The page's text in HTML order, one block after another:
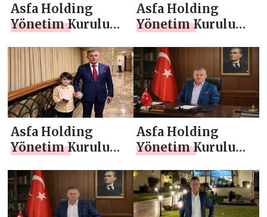
Asfa Holding
Yönetim Kurulu
Atasoy `dan 23
Nisan Mesajı
Asfa Holding
Yönetim Kurulu
Atasoy `dan
Ramazan Bayramı
Mesajı
Asfa Holding
Yönetim Kurulu
Atasoy `dan
Ramazan ayı
mesajı
Asfa Holding
Yönetim Kurulu
Atasoy `dan Berat
Kandili Mesajı